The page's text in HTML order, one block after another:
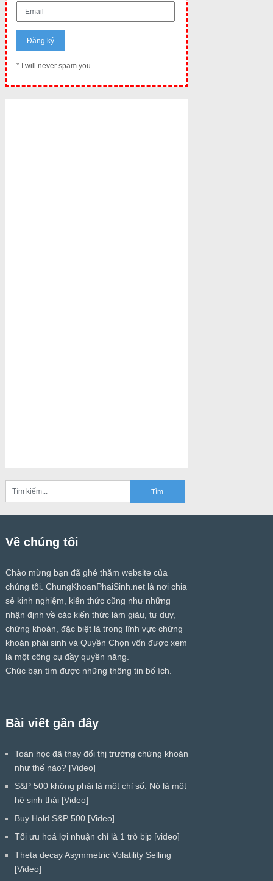
* I will never spam you
Về chúng tôi
Chào mừng bạn đã ghé thăm website của
chúng tôi. ChungKhoanPhaiSinh.netlà nơi chia
sẻ kinh nghiệm, kiến thức cũng như những
nhận định về các kiến thức làm giàu, tư duy,
chứng khoán, đặc biệt là trong lĩnh vực chứng
khoán phái sinh và Quyền Chọn vốn được xem
là một công cụ đầy quyền năng.
Chúc bạn tìm được những thông tin bổ ích.
Bài viết gần đây
Toán học đã thay đổi thị trường chứng khoán
như thế nào? [Video]
S&P 500 không phải là một chỉ số. Nó là một
hệ sinh thái [Video]
Buy Hold S&P 500 [Video]
Tối ưu hoá lợi nhuận chỉ là 1 trò bịp [video]
Theta decay Asymmetric Volatility Selling
[Video]